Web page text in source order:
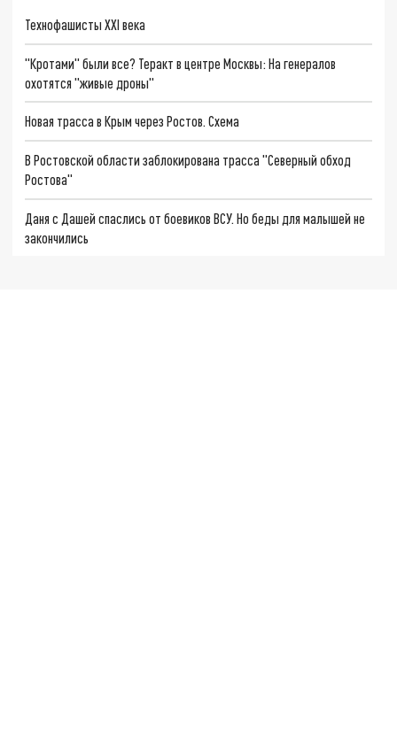
Технофашисты XXI века
"Кротами" были все? Теракт в центре Москвы: На генералов
охотятся "живые дроны"
Новая трасса в Крым через Ростов. Схема
В Ростовской области заблокирована трасса "Северный обход
Ростова"
Даня с Дашей спаслись от боевиков ВСУ. Но беды для малышей не
закончились